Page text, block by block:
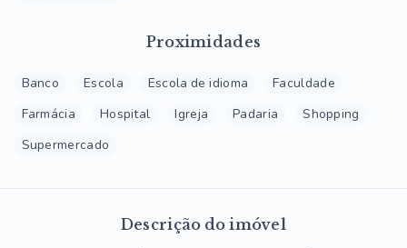
Proximidades
Banco Escola Escola de idioma
Faculdade
Farmácia
Hospital Igreja Padaria
Shopping
Supermercado
Descrição do imóvel